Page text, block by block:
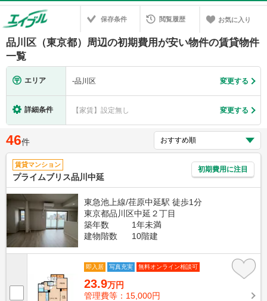
保存条件 閲覧履歴 お気に入り
品川区（東京都）周辺の初期費用が安い物件の賃貸物件
一覧
エリア -品川区 変更する
詳細条件 【家賃】設定無し 変更する
46件
賃貸マンション
プライムブリス品川中延
初期費用に注目
東急池上線/荏原中延駅 徒歩1分
東京都品川区中延２丁目
築年数
1年未満
建物階数
10階建
即入居 写真充実 無料オンライン相談可
23.9万円
管理費等：15,000円